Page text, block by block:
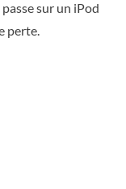
sur un iPod
perte.